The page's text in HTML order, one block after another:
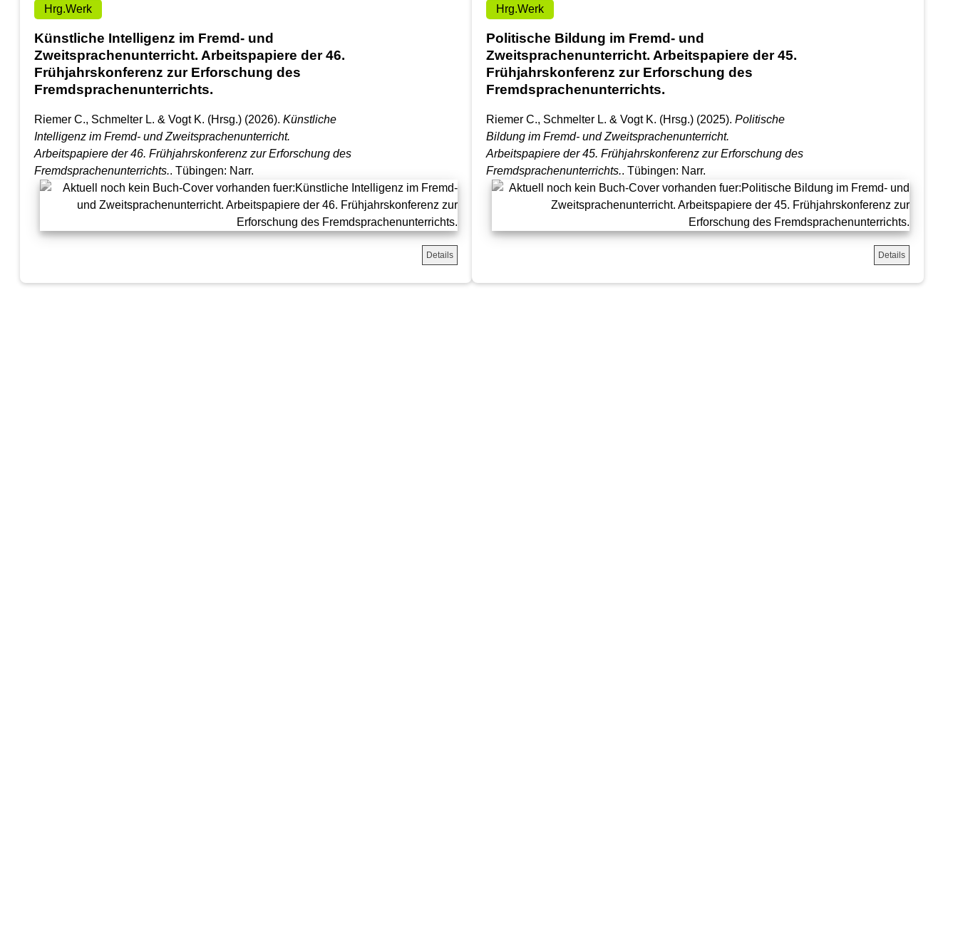
Hrg.Werk
Künstliche Intelligenz im Fremd- und
Zweitsprachenunterricht. Arbeitspapiere der 46.
Frühjahrskonferenz zur Erforschung des
Fremdsprachenunterrichts.
Riemer C., Schmelter L. & Vogt K. (Hrsg.) (2026). Künstliche
Intelligenz im Fremd- und Zweitsprachenunterricht.
Arbeitspapiere der 46. Frühjahrskonferenz zur Erforschung des
Fremdsprachenunterrichts.. Tübingen: Narr.
Details
Hrg.Werk
Politische Bildung im Fremd- und
Zweitsprachenunterricht. Arbeitspapiere der 45.
Frühjahrskonferenz zur Erforschung des
Fremdsprachenunterrichts.
Riemer C., Schmelter L. & Vogt K. (Hrsg.) (2025). Politische
Bildung im Fremd- und Zweitsprachenunterricht.
Arbeitspapiere der 45. Frühjahrskonferenz zur Erforschung des
Fremdsprachenunterrichts.. Tübingen: Narr.
Details